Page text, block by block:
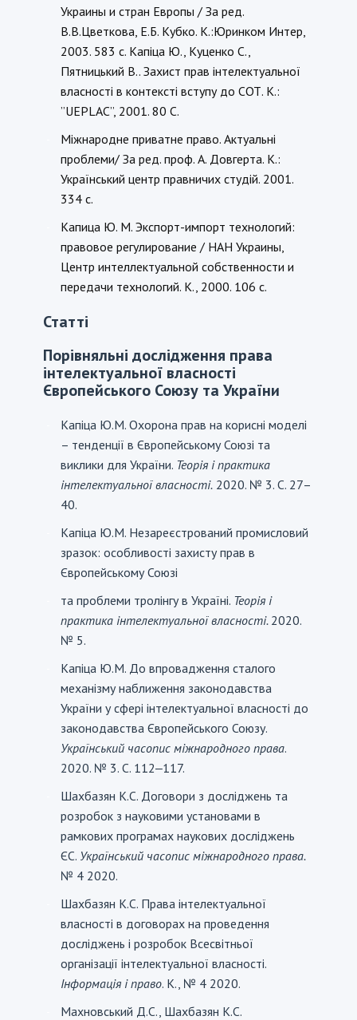
Украины и стран Европы / За ред.
В.В.Цветкова, Е.Б. Кубко. К.:Юринком Интер,
2003. 583 с. Капіца Ю., Куценко С.,
Пятницький В.. Захист прав інтелектуальної
власності в контексті вступу до СОТ. К.:
”UEPLAC”, 2001. 80 С.
Міжнародне приватне право. Актуальні
проблеми/ За ред. проф. А. Довгерта. К.:
Український центр правничих студій. 2001.
334 с.
Капица Ю. М. Экспорт-импорт технологий:
правовое регулирование / НАН Украины,
Центр интеллектуальной собственности и
передачи технологий. К., 2000. 106 с.
Статті
Порівняльні дослідження права
інтелектуальної власності
Європейського Союзу та України
Капіца Ю.М. Охорона прав на корисні моделі
– тенденції в Європейському Союзі та
виклики для України. Теорія і практика
інтелектуальної власності. 2020. № 3. С. 27–
40.
Капіца Ю.М. Незареєстрований промисловий
зразок: особливості захисту прав в
Європейському Союзі
та проблеми тролінгу в Україні. Теорія і
практика інтелектуальної власності. 2020.
№ 5.
Капіца Ю.М. До впровадження сталого
механізму наближення законодавства
України у сфері інтелектуальної власності до
законодавства Європейського Союзу.
Український часопис міжнародного права.
2020. № 3. С. 112‒117.
Шахбазян К.С. Договори з досліджень та
розробок з науковими установами в
рамкових програмах наукових досліджень
ЄС. Український часопис міжнародного права.
№ 4 2020.
Шахбазян К.С. Права інтелектуальної
власності в договорах на проведення
досліджень і розробок Всесвітньої
організації інтелектуальної власності.
Інформація і право. К., № 4 2020.
Махновський Д.С., Шахбазян К.С.